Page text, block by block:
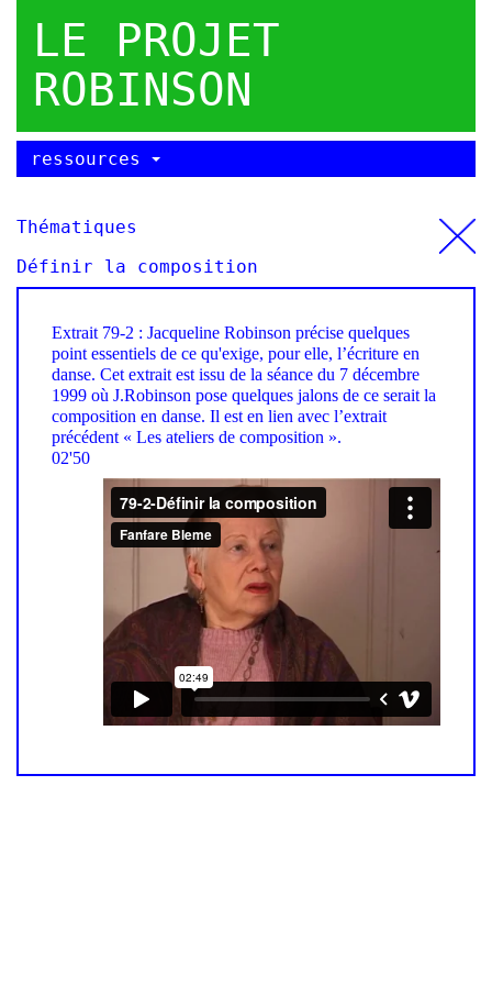
LE PROJET
ROBINSON
ressources
Thématiques
Définir la composition
Extrait 79-2 : Jacqueline Robinson précise quelques
point essentiels de ce qu'exige, pour elle, l’écriture en
danse. Cet extrait est issu de la séance du 7 décembre
1999 où J.Robinson pose quelques jalons de ce serait la
composition en danse. Il est en lien avec l’extrait
précédent « Les ateliers de composition ».
02'50